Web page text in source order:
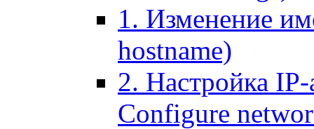
1. Изменение
hostname)
2. Настройка IP-
Configure